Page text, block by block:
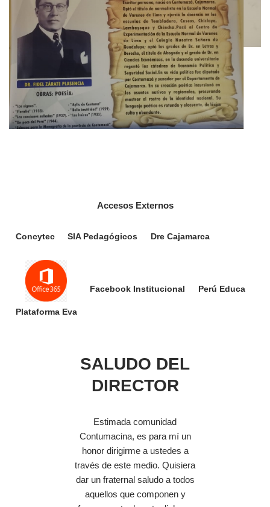
Accesos Externos
Concytec SIA Pedagógicos Dre Cajamarca
Plataforma Eva
Facebook Institucional Perú Educa
SALUDO DEL
DIRECTOR
Estimada comunidad
Contumacina, es para mí un
honor dirigirme a ustedes a
través de este medio. Quisiera
dar un fraternal saludo a todos
aquellos que componen y